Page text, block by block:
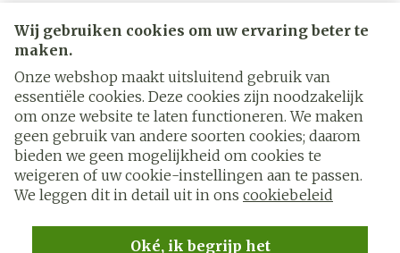
Wij gebruiken cookies om uw ervaring beter te
maken.
Onze webshop maakt uitsluitend gebruik van
essentiële cookies. Deze cookies zijn noodzakelijk
om onze website te laten functioneren. We maken
geen gebruik van andere soorten cookies; daarom
bieden we geen mogelijkheid om cookies te
weigeren of uw cookie-instellingen aan te passen.
We leggen dit in detail uit in ons cookiebeleid
Oké, ik begrijp het
Juridische links